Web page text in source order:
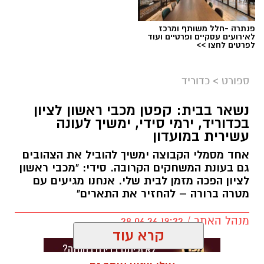
במכבי ראשון לציון מקווים כי הניסיון שצבר
קורנליוס בליגת העל וההיכרות העמוקה שלו עם
המועדון יסייעו לקבוצה במאבקיה בעונה הקרובה.
יש לכם מידע חשוב שטרם נחשף? צילומים מאירוע
חדשותי? מצאתם טעות בכתבה? נשמח שתשתפו
אותנו
לציון
נבחרת הכדורסל של עיריית ראשון לציון רשמה
הישג חסר תקדים כאשר השלימה עונה מושלמת
עם זכייה בשלושה תארים במסגרת הספורט
למקומות עבודה – טרבל היסטורי שמציב אותה
בפסגת הענף.
במהלך העונה הפגינה הקבוצה עליונות מקצועית,
כאשר זכתה באליפות הליגה למקומות עבודה,
כבשה את המקום הראשון במחוזיאדה וסיימה גם
את הספורטיאדה במקום הראשון – הישג מרשים
פנתרה -חלל משותף ומרכז
לאירועים עסקיים ופרטיים ועוד
לפרטים לחצו >>
ספורט > כדוריד
נשאר בבית: קפטן מכבי ראשון לציון
בכדוריד, ירמי סידי, ימשיך לעונה
עשירית במועדון
אחד מסמלי הקבוצה ימשיך להוביל את הצהובים
גם בעונת המשחקים הקרובה. סידי: "מכבי ראשון
לציון הפכה מזמן לבית שלי. אנחנו מגיעים עם
מטרה ברורה – להחזיר את התארים"
מנהל האתר / 19:32 28.06.26
קרא עוד